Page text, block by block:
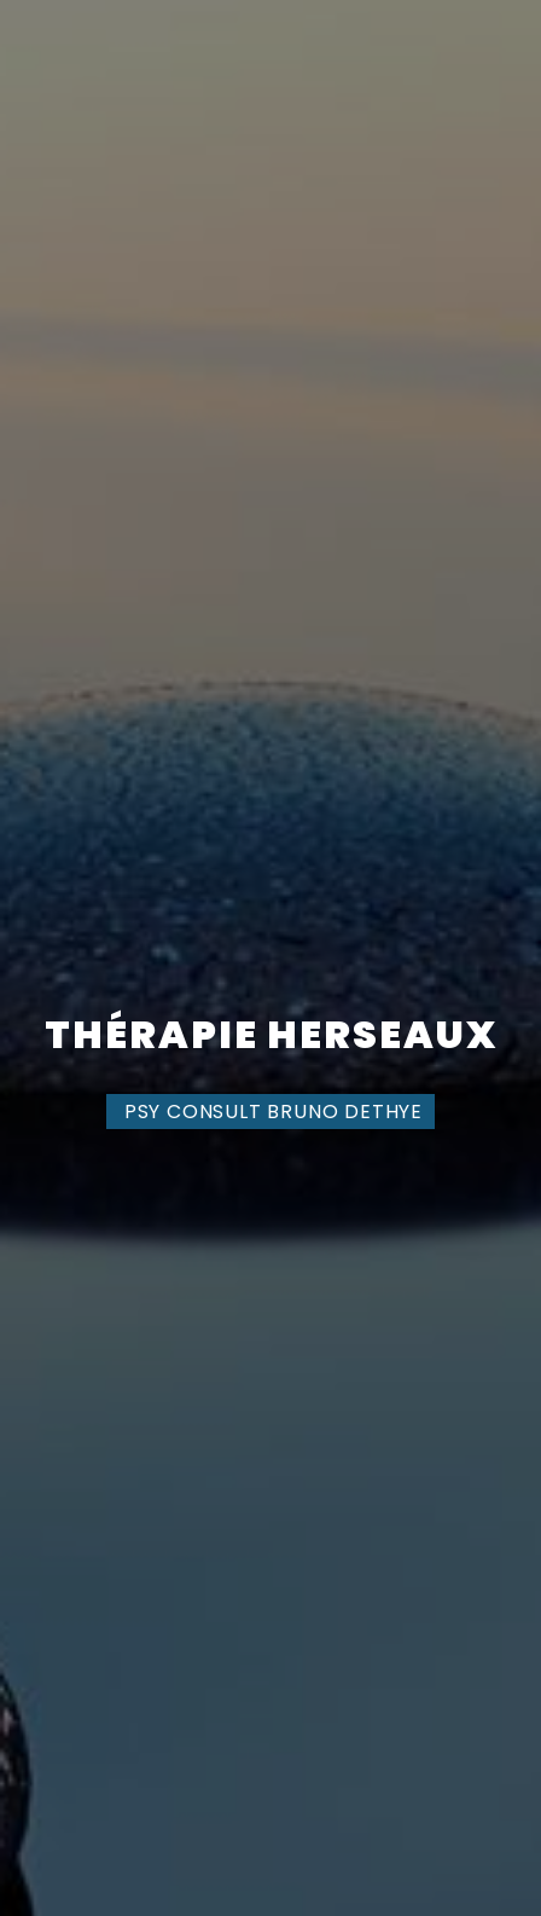
THÉRAPIE HERSEAUX
PSY CONSULT BRUNO DETHYE